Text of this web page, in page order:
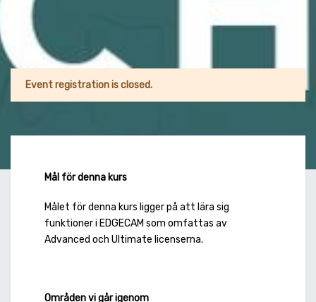
Event registration is closed.
Mål för denna kurs
Målet för denna kurs ligger på att lära sig
funktioner i EDGECAM som omfattas av
Advanced och Ultimate licenserna.
Områden vi går igenom